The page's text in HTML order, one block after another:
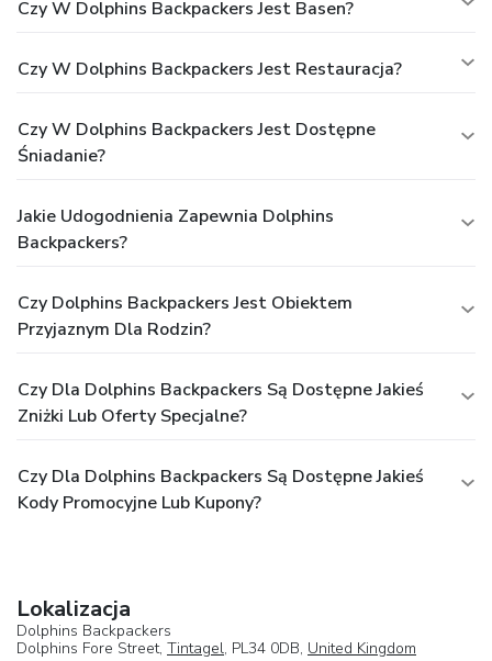
Czy W Dolphins Backpackers Jest Basen?
Czy W Dolphins Backpackers Jest Restauracja?
Czy W Dolphins Backpackers Jest Dostępne
Śniadanie?
Jakie Udogodnienia Zapewnia Dolphins
Backpackers?
Czy Dolphins Backpackers Jest Obiektem
Przyjaznym Dla Rodzin?
Czy Dla Dolphins Backpackers Są Dostępne Jakieś
Zniżki Lub Oferty Specjalne?
Czy Dla Dolphins Backpackers Są Dostępne Jakieś
Kody Promocyjne Lub Kupony?
Lokalizacja
Dolphins Backpackers
Dolphins Fore Street, Tintagel, PL34 0DB, United Kingdom